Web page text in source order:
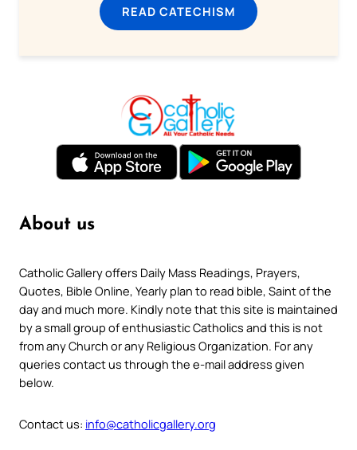
READ CATECHISM
About us
Catholic Gallery offers Daily Mass Readings, Prayers,
Quotes, Bible Online, Yearly plan to read bible, Saint of the
day and much more. Kindly note that this site is maintained
by a small group of enthusiastic Catholics and this is not
from any Church or any Religious Organization. For any
queries contact us through the e-mail address given
below.
Contact us: info@catholicgallery.org